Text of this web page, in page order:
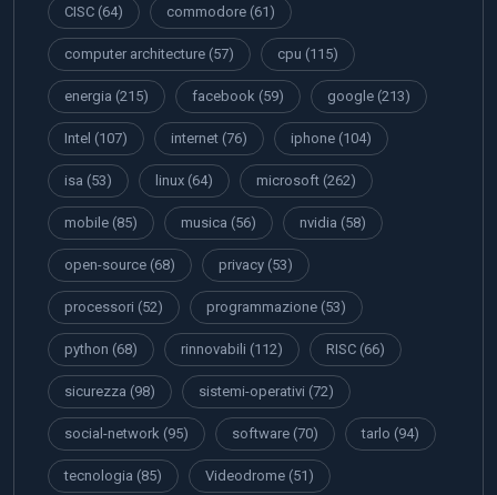
CISC (64) commodore (61)
computer architecture (57) cpu (115)
energia (215) facebook (59) google (213)
Intel (107) internet (76) iphone (104)
isa (53) linux (64) microsoft (262)
mobile (85) musica (56) nvidia (58)
open-source (68) privacy (53)
processori (52) programmazione (53)
python (68) rinnovabili (112) RISC (66)
sicurezza (98) sistemi-operativi (72)
social-network (95) software (70) tarlo (94)
tecnologia (85) Videodrome (51)